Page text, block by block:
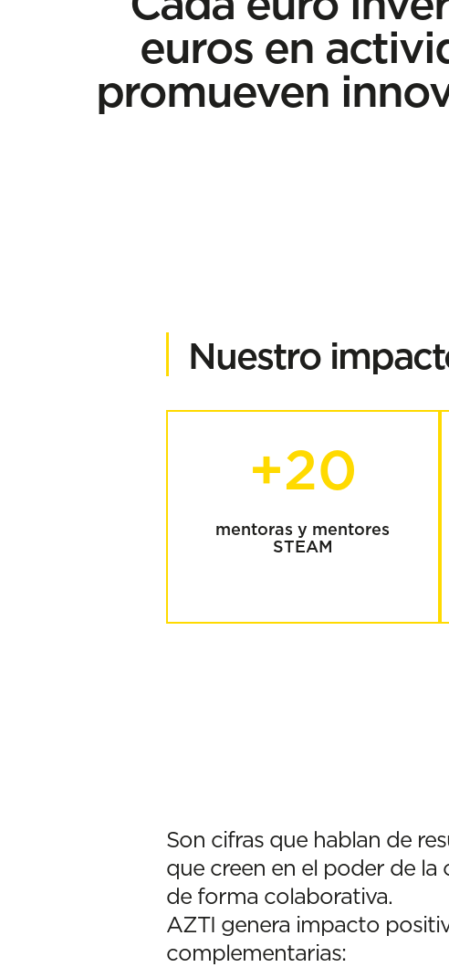
euros en
promueven
Nuestro
+20
mentoras y mentores
STEAM
Son cifras que hablan de
que creen en el poder de
de forma colaborativa.
AZTI genera impacto
complementarias: